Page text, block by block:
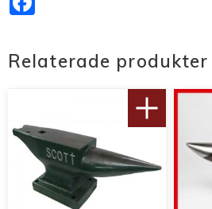
Relaterade produkter